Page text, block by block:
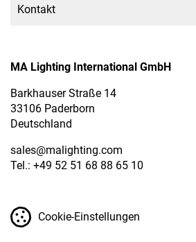
Kontakt
MA Lighting International GmbH
Barkhauser Straße 14
33106 Paderborn
Deutschland
sales@malighting.com
Tel.: +49 52 51 68 88 65 10
Cookie-Einstellungen